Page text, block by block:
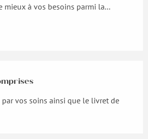
mieux à vos besoins parmi la...
vos soins ainsi que le livret de